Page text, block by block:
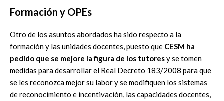
Formación y OPEs
Otro de los asuntos abordados ha sido respecto a la
formación y las unidades docentes, puesto que CESM ha
pedido que se mejore la figura de los tutoresy se tomen
medidas para desarrollar el Real Decreto 183/2008 para que
se les reconozca mejor su labor y se modifiquen los sistemas
de reconocimiento e incentivación, las capacidades docentes,